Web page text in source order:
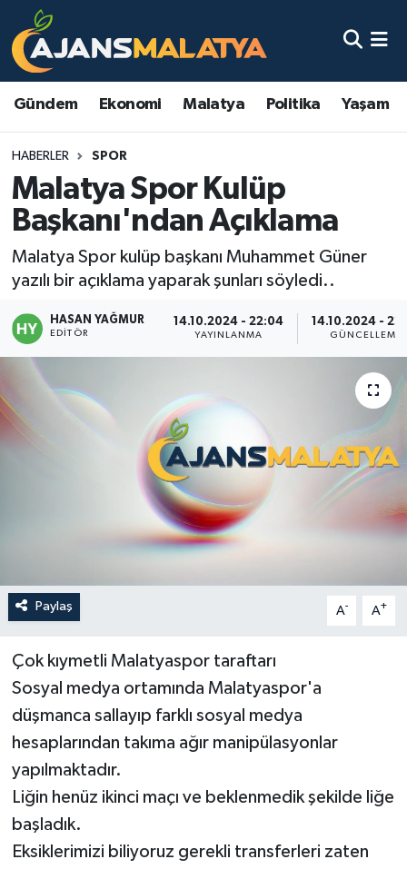
Gündem Ekonomi Malatya Politika Yaşam
HABERLER SPOR
Malatya Spor Kulüp
Başkanı'ndan Açıklama
Malatya Spor kulüp başkanı Muhammet Güner
yazılı bir açıklama yaparak şunları söyledi..
HASAN YAĞMUR
EDITÖR
14.10.2024 - 22:04
YAYINLANMA
14.10.2024 -
GÜNCELLEME
Paylaş A- A+
Çok kıymetli Malatyaspor taraftarı
Sosyal medya ortamında Malatyaspor'a
düşmanca sallayıp farklı sosyal medya
hesaplarından takıma ağır manipülasyonlar
yapılmaktadır.
Liğin henüz ikinci maçı ve beklenmedik şekilde liğe
başladık.
Eksiklerimizi biliyoruz gerekli transferleri zaten
Asayiş
Eğitim
Ekonomi
Gündem
Magazin
Yaşam
Malatya Nöbetçi Eczaneler
Malatya Namaz Vakitleri
Malatya Trafik Yoğunluk Haritası
TFF 3.Lig 2.Grup Puan Durumu ve Fikstür
Haber Arşivi